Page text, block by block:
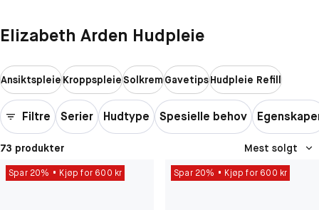
Elizabeth Arden Hudpleie
AnsiktspleieKroppspleieSolkremGavetipsHudpleie Refill
Filtre Serier Hudtype Spesielle behov
73 produkter Mest solgt
Spar 20% Kjøp for 600 kr Spar 20% Kjøp for 600 kr